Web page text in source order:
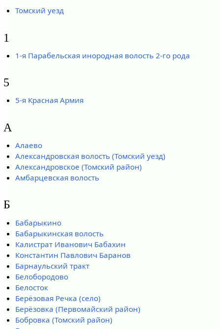
Томский уезд
1
1-я Парабельская инородная волость 2-го рода
5
5-я Красная Армия
А
Алаево
Александровская волость (Томский уезд)
Александровское (Томский район)
Амбарцевская волость
Б
Бабарыкино
Бабарыкинская волость
Калистрат Иванович Бабахин
Константин Павлович Баранов
Барнаульский тракт
Белобородово
Белосток
Берёзовая Речка (село)
Берёзовка (Первомайский район)
Бобровка (Томский район)